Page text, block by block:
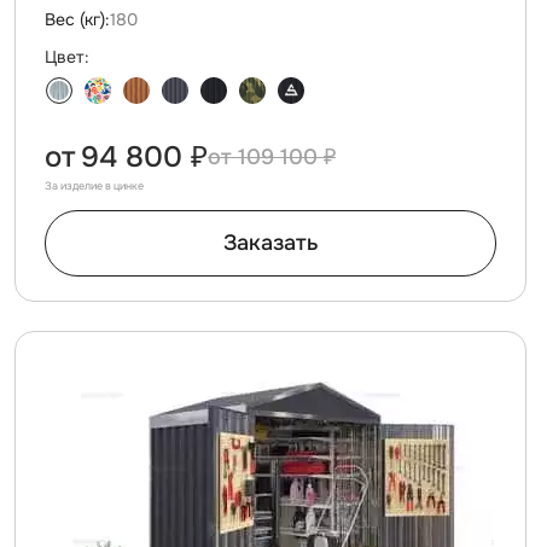
Вес (кг):180
Цвет:
109 100 ₽
от 94 800 ₽
За изделие в цинке
Заказать